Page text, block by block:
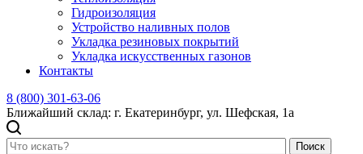
Гидроизоляция
Устройство наливных полов
Укладка резиновых покрытий
Укладка искусственных газонов
Контакты
8 (800) 301-63-06
Ближайший склад: г. Екатеринбург, ул. Шефская, 1а
Поиск